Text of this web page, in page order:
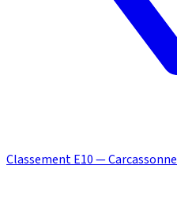
Classement E10 — Carcassonne